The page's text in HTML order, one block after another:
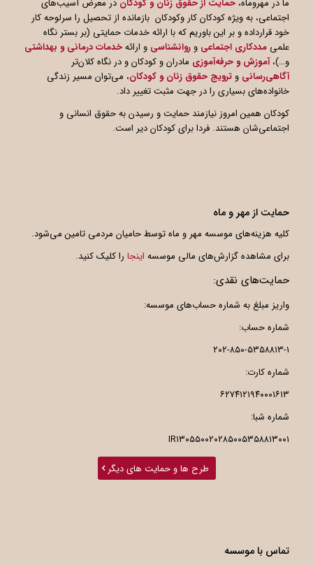
ما در مهروماه، حمایت از حقوق زنان و کودکان در معرض آسیب‌های
اجتماعی، به ویژه کودکان کار وکودکان بازمانده از تحصیل را سرلوحه کار
خود قرارداده و بر این باوریم که با ارائه خدمات حمایتی (بر بستر نگاه
علمی مددکاری اجتماعی وروانشناسی و ارائهخدمات درمانی و بهداشتی
و…)،آموزش و حرفه‌آموزی مادران و کودکان و در نگاه کلان‌تر
آگاهیرسانی وترویج حقوق زنان و کودکان، می‌توان مسیر زندگی
خانواده‌های بسیاری را در جهت مثبت تغییر داد.
کودکان همین امروز نیازمند حمایت و رسیدن به حقوق انسانی و
اجتماعی‌شان هستند. فردا برای کودکان دیر است.
حمایت از مهر و ماه
کلیه هزینه‌های موسسه مهر و ماه توسط حامیان مردمی تامین می‌شود.
برای مشاهده گزارش‌های مالی موسسه اینجارا کلیک کنید.
حمایت‌های نقدی:
واریز مبلغ به شماره حساب‌های موسسه:
شماره حساب:
۲۰۲-۸۵۰-۵۳۵۸۸۱۳-۱
شماره کارت:
۶۲۷۴۱۲۱۹۴۰۰۰۱۶۱۳
شماره شبا:
IR۱۳۰۵۵۰۰۲۰۲۸۵۰۰۵۳۵۸۸۱۳۰۰۱
طرح ها و حمایت های دیگر
تماس با موسسه